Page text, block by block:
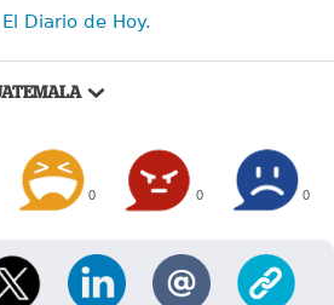
Diario de Hoy.
0 0 0